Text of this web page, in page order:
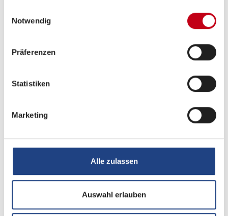
Notwendig
Präferenzen
Statistiken
Marketing
Alle zulassen
Auswahl erlauben
Sanitär
Warmwasser
Internetrouter
Rückfahrkamera